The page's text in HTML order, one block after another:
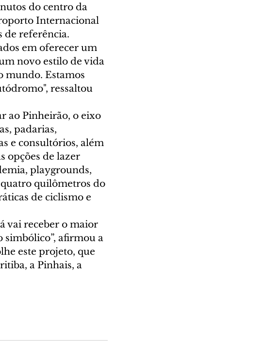
do centro da
Internacional
de referência.
em oferecer um
novo estilo de vida
mundo. Estamos
ressaltou
ao Pinheirão, o eixo
padarias,
e consultórios, além
opções de lazer
playgrounds,
quilômetros do
de ciclismo e
vai receber o maior
afirmou a
este projeto, que
a Pinhais, a